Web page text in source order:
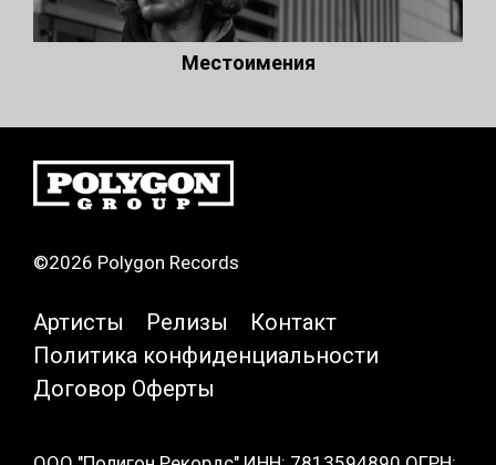
Местоимения
©2026 Polygon Records
Артисты Релизы
Контакт
Политика конфиденциальности
Договор Оферты